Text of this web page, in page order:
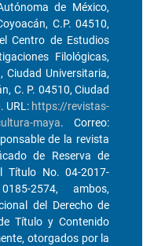
de México,
C.P. 04510,
Centro de Estudios
Filológicas,
Universitaria,
C. P. 04510, Ciudad
URL: https://revistas-
maya. Correo:
de la revista
de Reserva de
Título No. 04-2017-
2574, ambos,
del Derecho de
Título y Contenido
otorgados por la